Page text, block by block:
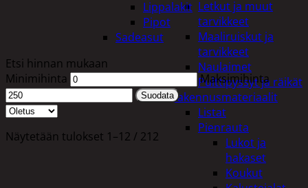
Letkut ja muut
tarvikkeet
Maaliruiskut ja
tarvikkeet
Naulaimet
Pulttipyssyt ja räikät
Rakennusmateriaalit
Listat
Pienrauta
Lukot ja
hakaset
Koukut
Lippalakit
Pipot
Sadeasut
Etsi hinnan mukaan
Minimihinta
Maksimihinta
Suodata
Näytetään tulokset 1–12 / 212